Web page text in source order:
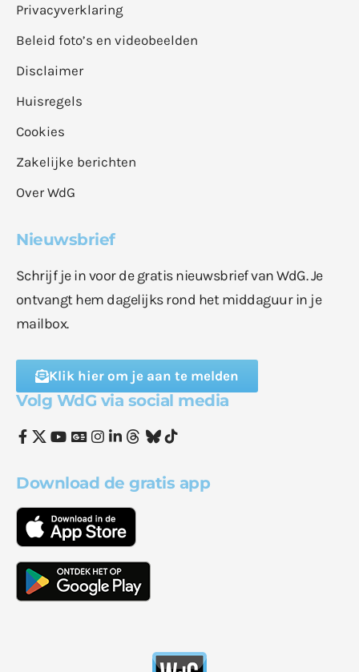
Privacyverklaring
Beleid foto’s en videobeelden
Disclaimer
Huisregels
Cookies
Zakelijke berichten
Over WdG
Nieuwsbrief
Schrijf je in voor de gratis nieuwsbrief van WdG. Je
ontvangt hem dagelijks rond het middaguur in je
mailbox.
Klik hier om je aan te melden
Volg WdG via social media
Download de gratis app